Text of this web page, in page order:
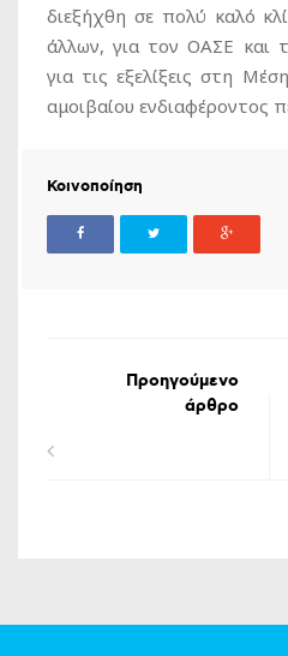
διεξήχθη σε πολύ καλό
άλλων, για τον ΟΑΣΕ και
για τις εξελίξεις στη
αμοιβαίου ενδιαφέροντος
Κοινοποίηση
Προηγούμενο
άρθρο